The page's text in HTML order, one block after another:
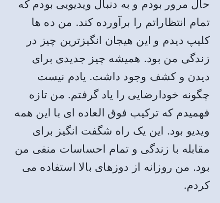
حال مرور بودم و به دنبال ویدیویی بودم که
تمام انتظاراتم را برآورده کند. من ده ها
کلیپ دیدم و این هیجان انگیزترین چیز در
زندگی من بود. همیشه چیز جدیدی برای
دیدن و کشف وجود داشت. یادم نیست
چگونه خودارضایی را یاد گرفتم. من تازه
فهمیدم که ترکیب فوق العاده ای با این همه
ویدیو بود. این یک راه شگفت انگیز برای
مقابله با زندگی و تمام احساسات منفی من
بود. من روزانه از دوزهای بالا استفاده می
کردم.